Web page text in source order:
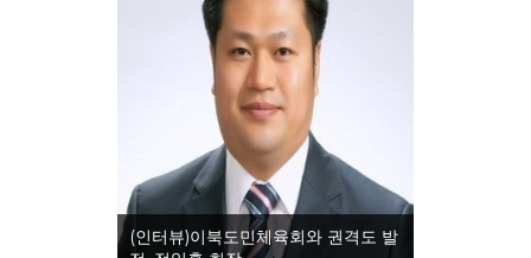
(인터뷰)이북도민체육회와 권격도 발